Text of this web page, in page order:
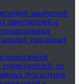
заработной
заместителей и
унитарных
руководителей, их
бухгалтеров